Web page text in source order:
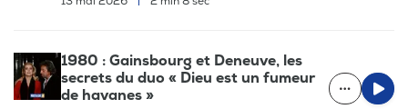
1980 : Gainsbourg et Deneuve, les
secrets du duo « Dieu est un fumeur
de havanes »